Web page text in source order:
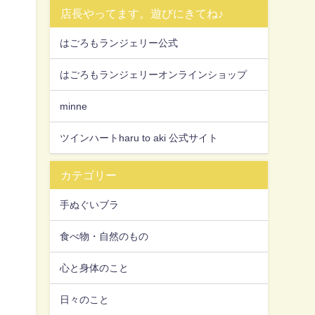
店長やってます。遊びにきてね♪
はごろもランジェリー公式
はごろもランジェリーオンラインショップ
minne
ツインハートharu to aki 公式サイト
カテゴリー
手ぬぐいブラ
食べ物・自然のもの
心と身体のこと
日々のこと